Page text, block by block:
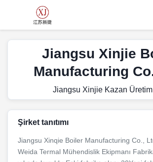
Jiangsu Xinjie
Manufacturing
Jiangsu Xinjie Kazan Üretim
Şirket tanıtımı
Jiangsu Xinqie Boiler Manufacturing Co.,
Weida Termal Mühendislik Ekipmanı